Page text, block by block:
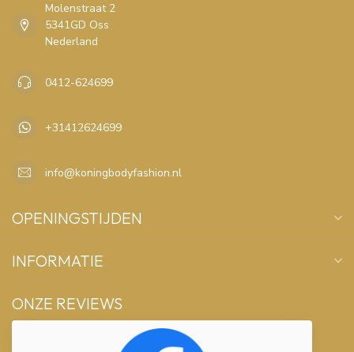
Molenstraat 2
5341GD Oss
Nederland
0412-624699
+31412624699
info@koningbodyfashion.nl
OPENINGSTIJDEN
INFORMATIE
ONZE REVIEWS